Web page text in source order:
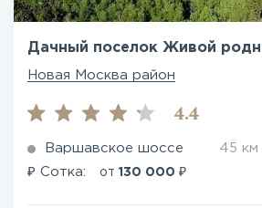
Дачный поселок Живой
Новая Москва район
4.4
Варшавское шоссе 45
₽ Сотка: от 130 000 ₽